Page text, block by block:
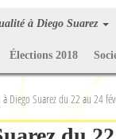
à Diego Suarez
Élections 2018
à Diego Suarez du 22 au 24